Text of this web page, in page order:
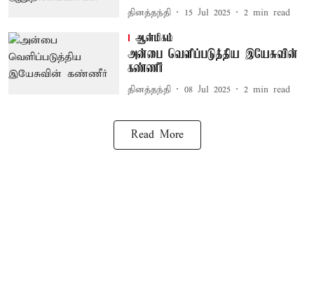
தினத்தந்தி 15 Jul 2025 2 min read
ஆன்மிகம்
அன்பை வெளிப்படுத்திய இயேசுவின்
கண்ணீர்
தினத்தந்தி 08 Jul 2025 2 min read
Read More